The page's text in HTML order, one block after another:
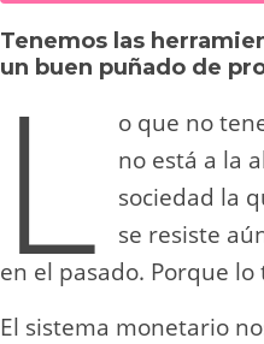
sk
y
o
d
gr
a
m
s
A
p
p
e
b
o
o
k
Tenemos las
un buen puñado de
L o que no
no está a la
sociedad la
se resiste
en el pasado. Porque
El sistema monetario